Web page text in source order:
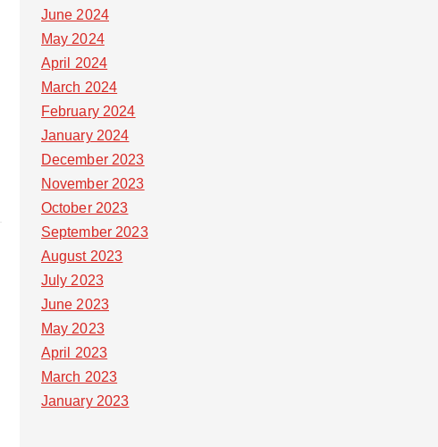
June 2024
May 2024
April 2024
March 2024
February 2024
January 2024
December 2023
November 2023
October 2023
September 2023
August 2023
July 2023
June 2023
May 2023
April 2023
March 2023
January 2023